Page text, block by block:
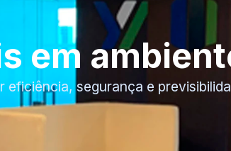
em
eficiência, segurança e